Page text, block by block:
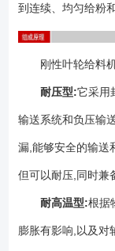
到连续、均匀给粉
刚性叶轮给料机
耐压型:它采用
输送系统和负压输
漏,能够安全的输送
但可以耐压,同时兼
耐高温型:根据
膨胀有影响,以及对